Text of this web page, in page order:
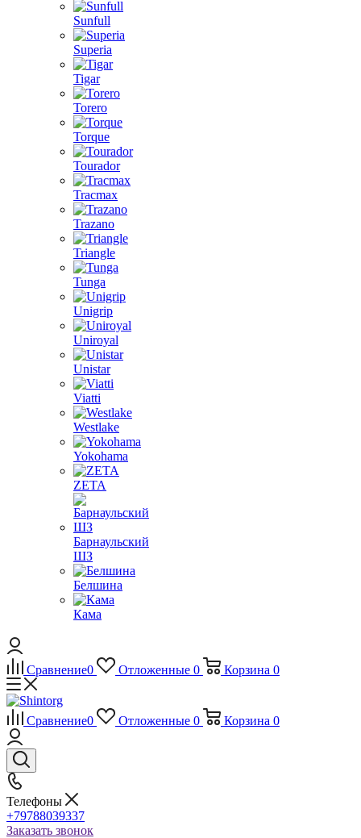
Sunfull
Superia
Tigar
Torero
Torque
Tourador
Tracmax
Trazano
Triangle
Tunga
Unigrip
Uniroyal
Unistar
Viatti
Westlake
Yokohama
ZETA
Барнаульский
ШЗ
Белшина
Кама
Сравнение0 Отложенные 0 Корзина 0
Сравнение0 Отложенные 0 Корзина 0
Телефоны
+79788039337
Заказать звонок